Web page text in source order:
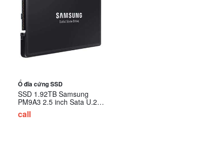
Ổ đĩa cứng SSD
SSD 1.92TB Samsung
PM9A3 2.5 inch Sata U.2
NVMe Gen4 MZ-QL21T900
call